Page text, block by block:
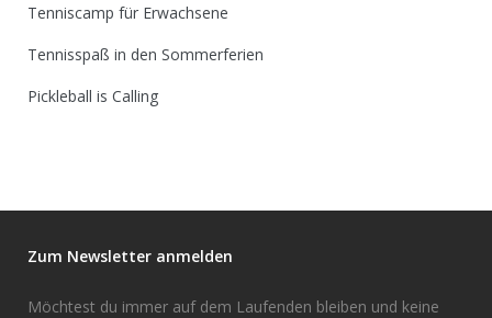
Tenniscamp für Erwachsene
Tennisspaß in den Sommerferien
Pickleball is Calling
Zum Newsletter anmelden
Möchtest du immer auf dem Laufenden bleiben und keine